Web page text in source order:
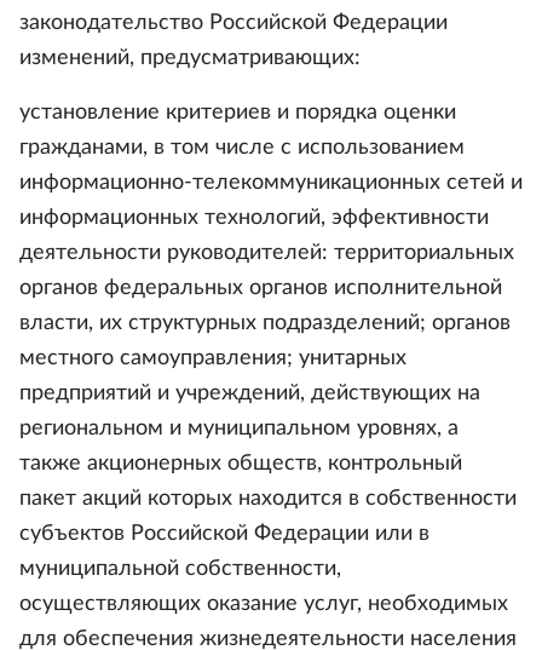
законодательство Российской Федерации
изменений, предусматривающих:
установление критериев и порядка оценки
гражданами, в том числе с использованием
информационно-телекоммуникационных сетей и
информационных технологий, эффективности
деятельности руководителей: территориальных
органов федеральных органов исполнительной
власти, их структурных подразделений; органов
местного самоуправления; унитарных
предприятий и учреждений, действующих на
региональном и муниципальном уровнях, а
также акционерных обществ, контрольный
пакет акций которых находится в собственности
субъектов Российской Федерации или в
муниципальной собственности,
осуществляющих оказание услуг, необходимых
для обеспечения жизнедеятельности населения